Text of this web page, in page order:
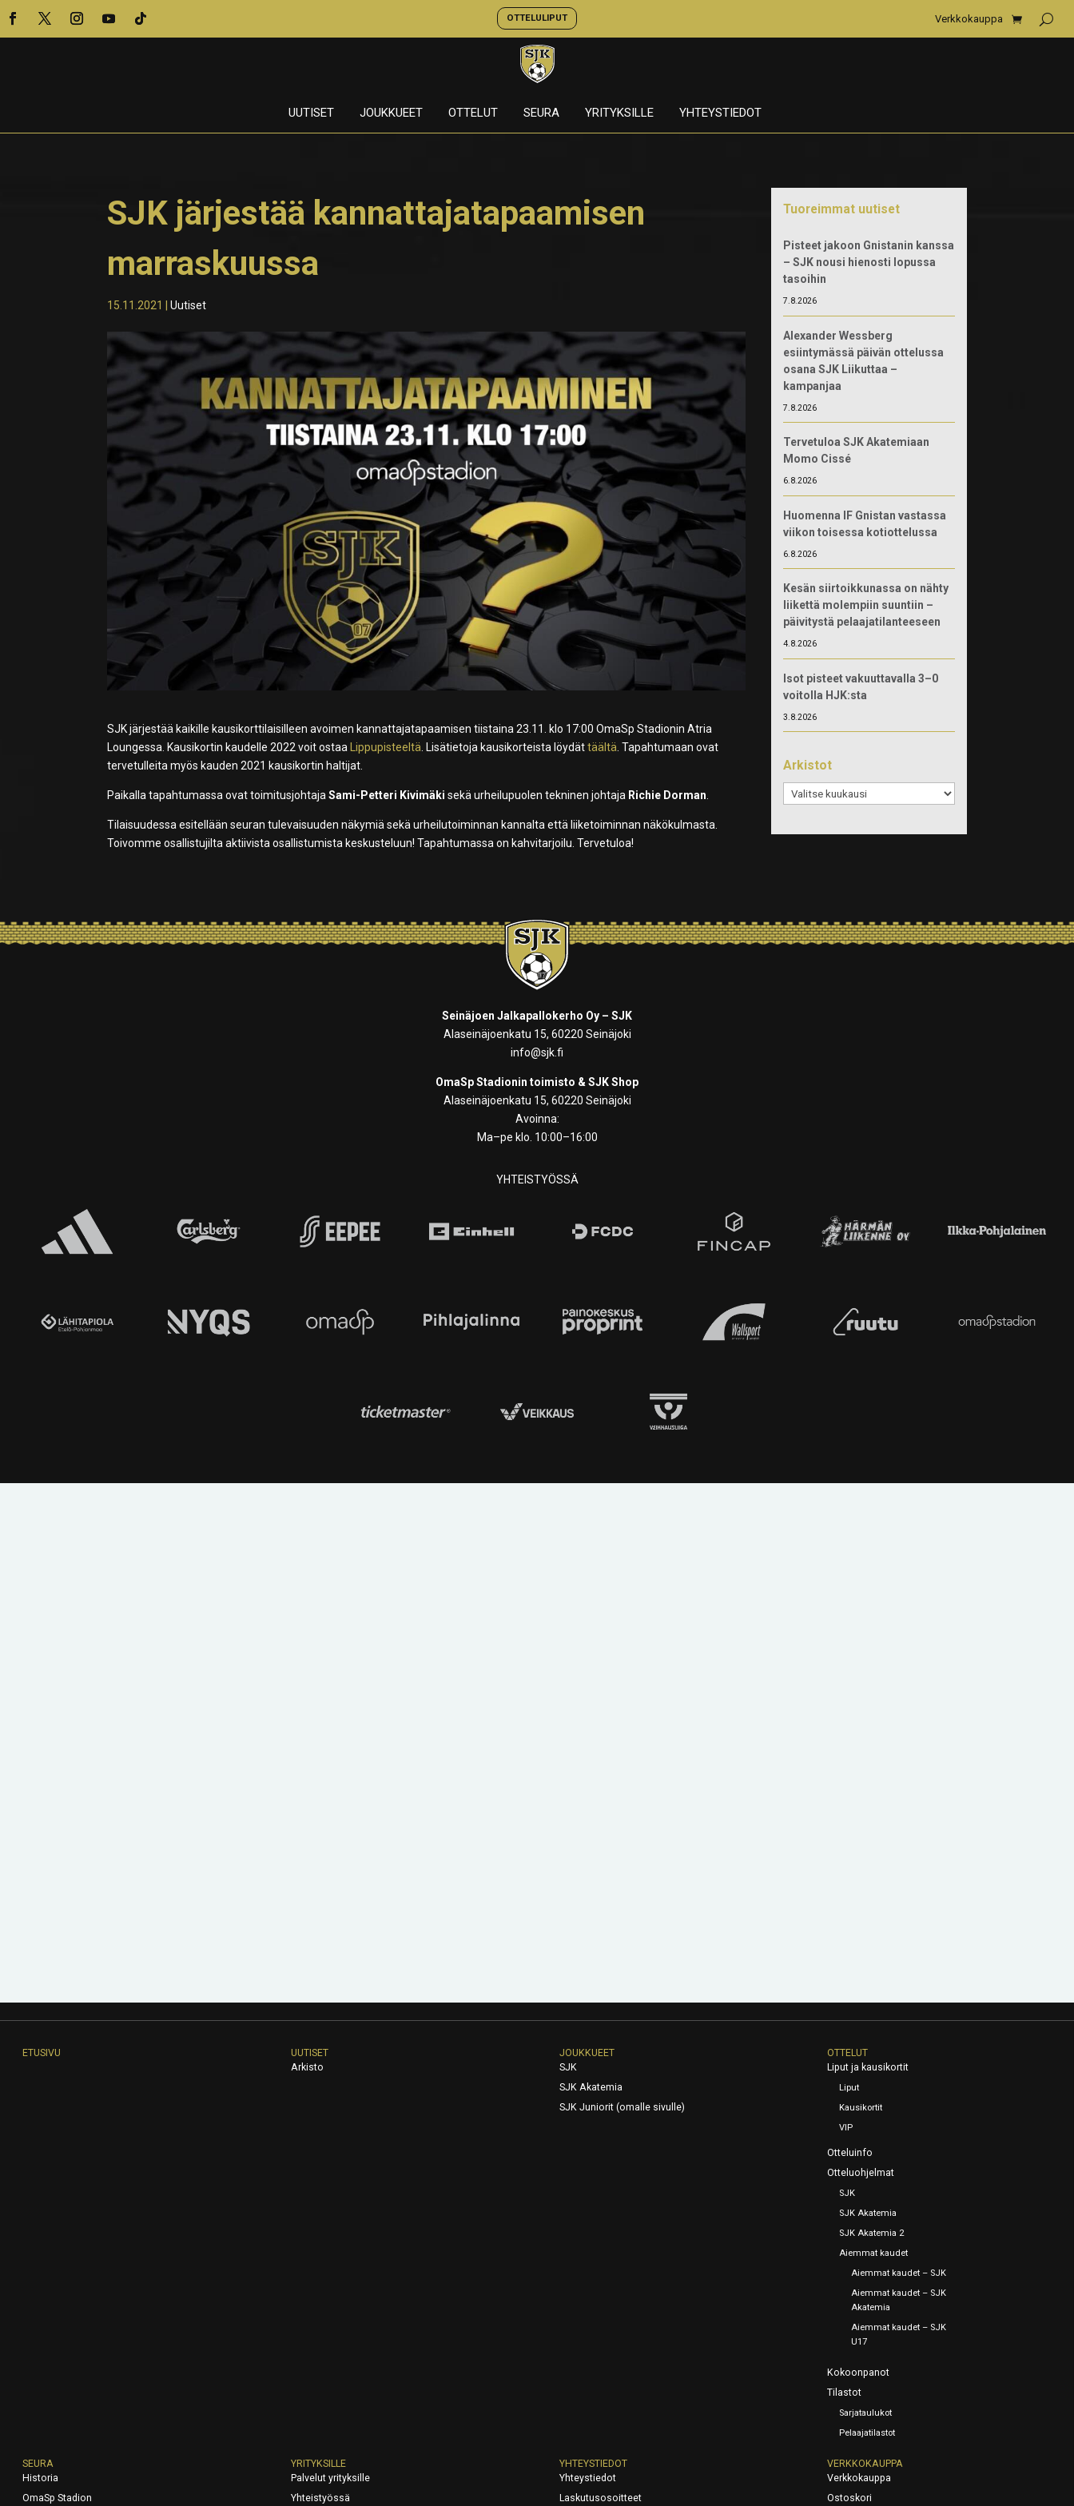
OTTELULIPUT Verkkokauppa
UUTISET JOUKKUEET OTTELUT SEURA YRITYKSILLE YHTEYSTIEDOT
SJK järjestää kannattajatapaamisen
marraskuussa
15.11.2021 |Uutiset
SJK järjestää kaikille kausikorttilaisilleen avoimen kannattajatapaamisen tiistaina 23.11. klo 17:00 OmaSp Stadionin Atria
Loungessa. Kausikortin kaudelle 2022 voit ostaa Lippupisteeltä. Lisätietoja kausikorteista löydättäältä. Tapahtumaan ovat
tervetulleita myös kauden 2021 kausikortin haltijat.
Paikalla tapahtumassa ovat toimitusjohtajaSami-Petteri Kivimäki sekä urheilupuolen tekninen johtaja Richie Dorman.
Tilaisuudessa esitellään seuran tulevaisuuden näkymiä sekä urheilutoiminnan kannalta että liiketoiminnan näkökulmasta.
Toivomme osallistujilta aktiivista osallistumista keskusteluun! Tapahtumassa on kahvitarjoilu. Tervetuloa!
Tuoreimmat uutiset
Pisteet jakoon Gnistanin kanssa
– SJK nousi hienosti lopussa
tasoihin
7.8.2026
Alexander Wessberg
esiintymässä päivän ottelussa
osana SJK Liikuttaa –
kampanjaa
7.8.2026
Tervetuloa SJK Akatemiaan
Momo Cissé
6.8.2026
Huomenna IF Gnistan vastassa
viikon toisessa kotiottelussa
6.8.2026
Kesän siirtoikkunassa on nähty
liikettä molempiin suuntiin –
päivitystä pelaajatilanteeseen
4.8.2026
Isot pisteet vakuuttavalla 3–0
voitolla HJK:sta
3.8.2026
Arkistot
Arkistot
Seinäjoen Jalkapallokerho Oy – SJK
Alaseinäjoenkatu 15, 60220 Seinäjoki
info@sjk.fi
OmaSp Stadionin toimisto & SJK Shop
Alaseinäjoenkatu 15, 60220 Seinäjoki
Avoinna:
Ma–pe klo. 10:00–16:00
YHTEISTYÖSSÄ
ETUSIVU
UUTISET
Arkisto
JOUKKUEET
SJK
SJK Akatemia
SJK Juniorit (omalle sivulle)
OTTELUT
Liput ja kausikortit
Liput
Kausikortit
VIP
Otteluinfo
Otteluohjelmat
SJK
SJK Akatemia
SJK Akatemia 2
Aiemmat kaudet
Aiemmat kaudet – SJK
Aiemmat kaudet – SJK
Akatemia
Aiemmat kaudet – SJK
U17
Kokoonpanot
Tilastot
Sarjataulukot
Pelaajatilastot
SEURA
Historia
OmaSp Stadion
YRITYKSILLE
Palvelut yrityksille
Yhteistyössä
YHTEYSTIEDOT
Yhteystiedot
Laskutusosoitteet
VERKKOKAUPPA
Verkkokauppa
Ostoskori